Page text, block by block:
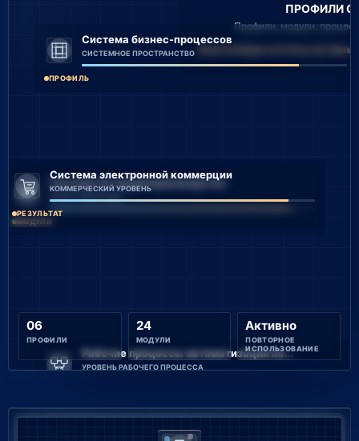
ПРОФИЛИ
Профили, модули,
ПОВТОРЯЕМЫЕ ПАТТЕРНЫ АКТИВНЫ
Система бизнес-процессов
СИСТЕМНОЕ ПРОСТРАНСТВО
ПРОФИЛЬ
Система AI-медиапроизводства
МОДУЛИ
Рабочие процессы автоматизации ко...
УРОВЕНЬ РАБОЧЕГО ПРОЦЕССА
Система электронной коммерции
КОММЕРЧЕСКИЙ УРОВЕНЬ
РЕЗУЛЬТАТ
06
ПРОФИЛИ
24
МОДУЛИ
Активно
ПОВТОРНОЕ
ИСПОЛЬЗОВАНИЕ